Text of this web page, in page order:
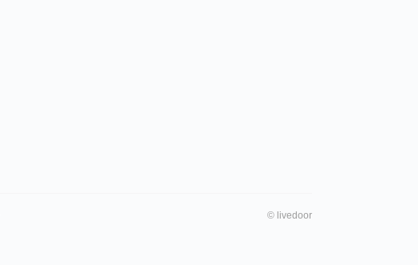
© livedoor